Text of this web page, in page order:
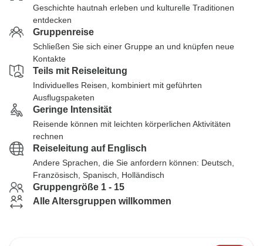
Geschichte hautnah erleben und kulturelle Traditionen
entdecken
Gruppenreise
Schließen Sie sich einer Gruppe an und knüpfen neue
Kontakte
Teils mit Reiseleitung
Individuelles Reisen, kombiniert mit geführten
Ausflugspaketen
Geringe Intensität
Reisende können mit leichten körperlichen Aktivitäten
rechnen
Reiseleitung auf Englisch
Andere Sprachen, die Sie anfordern können: Deutsch,
Französisch, Spanisch, Holländisch
Gruppengröße 1 - 15
Alle Altersgruppen willkommen